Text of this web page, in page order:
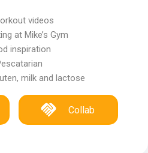
videos
at Mike’s Gym
inspiration
milk and lactose
Collab